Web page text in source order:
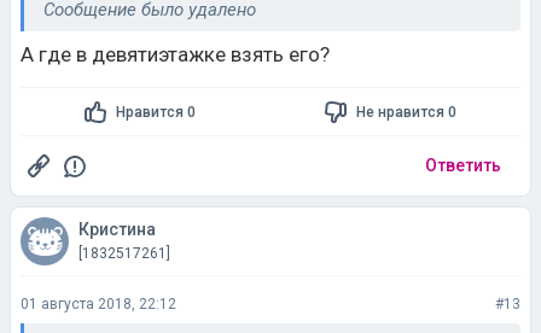
Сообщение было удалено
А где в девятиэтажке взять его?
Нравится 0 Не нравится 0
Ответить
Кристина
[1832517261]
01 августа 2018, 22:12 #13